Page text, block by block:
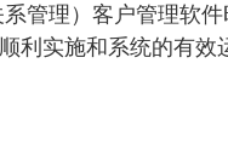
管理）客户管理软
利实施和系统的有效